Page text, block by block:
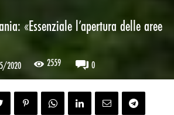
«Essenziale l’apertura delle aree
2020 2559 0